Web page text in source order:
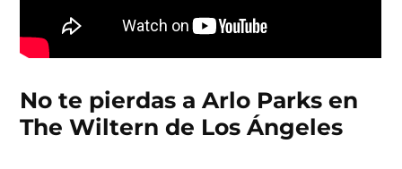
No te pierdas a Arlo Parks en
The Wiltern de Los Ángeles